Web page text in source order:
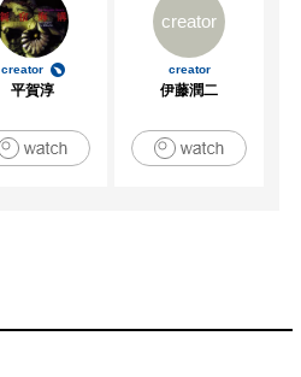
creator
平賀淳
creator
creator
伊藤潤二